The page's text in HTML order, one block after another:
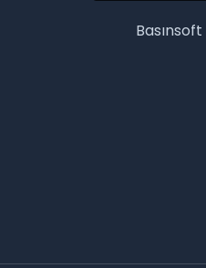
Basınsoft